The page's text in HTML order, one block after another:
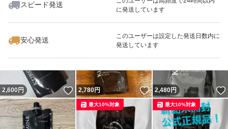
スピード発送
に発送しています
安心発送
このユーザーは設定した発送日数内に
発送しています
いいね！
2,450
2,600円 いいね！
2,780円 いいね！
2,480円
最大10%対象 最大10%対象